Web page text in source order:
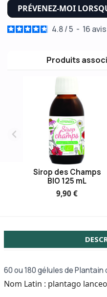
PRÉVENEZ-MOI
4.8/5 - 16 avis
Produits
Sirop des Champs
BIO 125 mL
9,90 €
60 ou180 gélules de Plantain
Nom Latin : plantago